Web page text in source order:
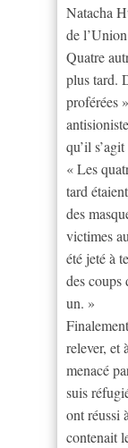
Natacha
de
Quatre
plus tard.
proférées
qu’il
« Les
tard
des
victimes
été jeté à
des coups
un. »
relever, et
menacé
suis
ont réussi
contenait